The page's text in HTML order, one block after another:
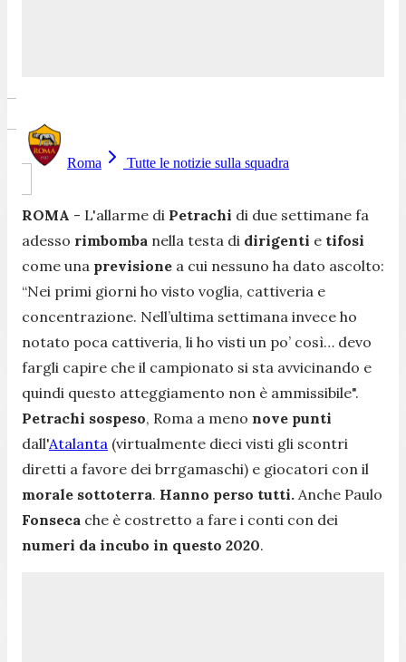
Roma Tutte le notizie sulla squadra
ROMA - L'allarme di Petrachi di due settimane fa
adesso rimbomba nella testa di dirigenti e tifosi
come una previsione a cui nessuno ha dato ascolto:
“Nei primi giorni ho visto voglia, cattiveria e
concentrazione. Nell’ultima settimana invece ho
notato poca cattiveria, li ho visti un po’ così… devo
fargli capire che il campionato si sta avvicinando e
quindi questo atteggiamento non è ammissibile".
Petrachi sospeso, Roma a meno nove punti
dall'Atalanta (virtualmente dieci visti gli scontri
diretti a favore dei brrgamaschi) e giocatori con il
morale sottoterra. Hanno perso tutti. Anche Paulo
Fonseca che è costretto a fare i conti con dei
numeri da incubo in questo 2020.